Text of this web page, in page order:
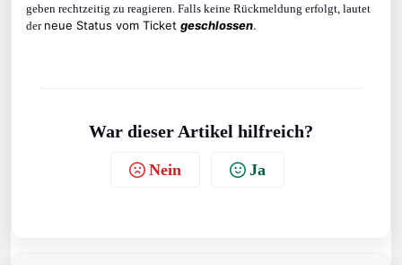
geben rechtzeitig zu reagieren. Falls keine Rückmeldung erfolgt, lautet
der neue Status vom Ticket geschlossen.
War dieser Artikel hilfreich?
Nein Ja